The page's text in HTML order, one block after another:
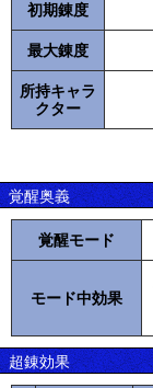
初期錬度
最大錬度
所持キャラ
クター
覚醒奥義
覚醒モード
モード中効果
超錬効果